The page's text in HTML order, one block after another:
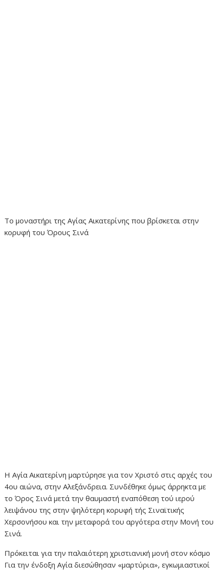
Το μοναστήρι της Αγίας Αικατερίνης που βρίσκεται στην
κορυφή του Όρους Σινά
Η Αγία Αικατερίνη μαρτύρησε για τον Χριστό στις αρχές του
4ου αιώνα, στην Αλεξάνδρεια. Συνδέθηκε όμως άρρηκτα με
το Όρος Σινά μετά την θαυμαστή εναπόθεση τού ιερού
λειψάνου της στην ψηλότερη κορυφή τής Σιναϊτικής
Χερσονήσου και την μεταφορά του αργότερα στην Μονή του
Σινά.
Πρόκειται για την παλαιότερη χριστιανική μονή στον κόσμο
Για την ένδοξη Αγία διεσώθησαν «μαρτύρια», εγκωμιαστικοί